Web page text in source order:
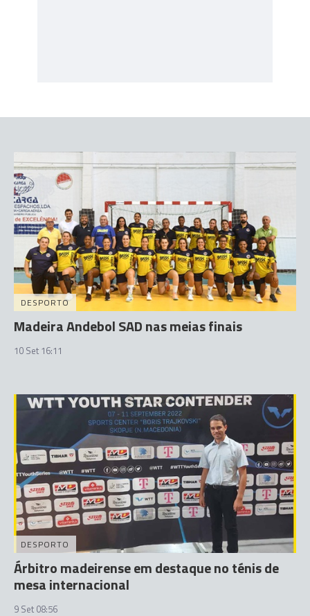
DESPORTO
Madeira Andebol SAD nas meias finais
10 Set 16:11
DESPORTO
Árbitro madeirense em destaque no ténis de
mesa internacional
9 Set 08:56